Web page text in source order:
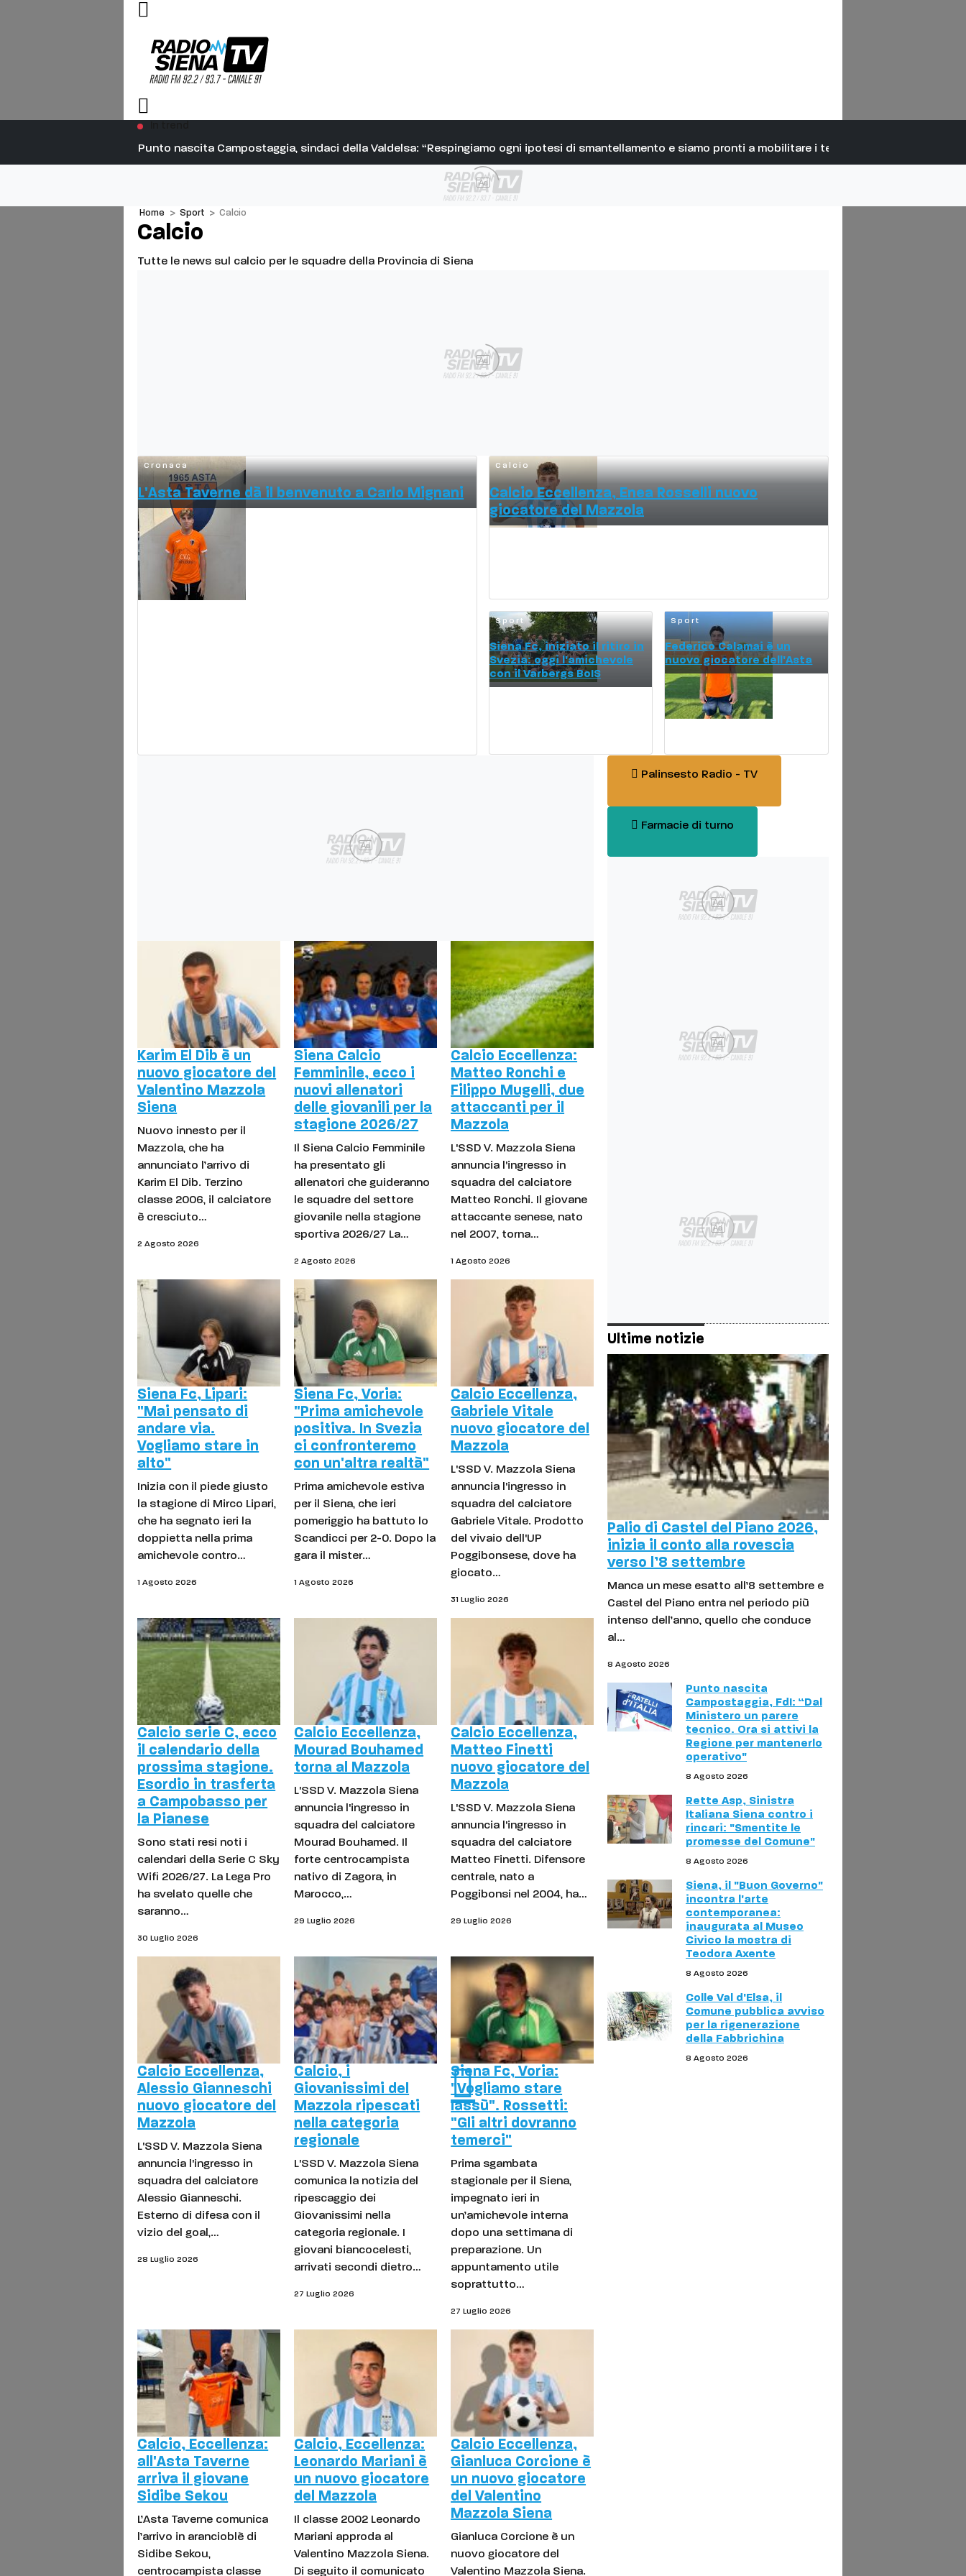
Punto nascita Campostaggia, sindaci della Valdelsa: “Respingiamo ogni ipotesi di smantellamento e siamo pronti a mobilitare i territori”
Ad
Home > Sport > Calcio
Calcio
Tutte le news sul calcio per le squadre della Provincia di Siena
Ad
Cronaca
L'Asta Taverne dà il benvenuto a Carlo Mignani
Calcio
Calcio Eccellenza, Enea Rosselli nuovo
giocatore del Mazzola
Sport
Siena Fc, iniziato il ritiro in
Svezia: oggi l'amichevole
con il Varbergs BoIS
Sport
Federico Calamai è un
nuovo giocatore dell'Asta
Ad
Karim El Dib è un
nuovo giocatore del
Valentino Mazzola
Siena
Nuovo innesto per il
Mazzola, che ha
annunciato l’arrivo di
Karim El Dib. Terzino
classe 2006, il calciatore
è cresciuto…
2 Agosto 2026
Siena Calcio
Femminile, ecco i
nuovi allenatori
delle giovanili per la
stagione 2026/27
Il Siena Calcio Femminile
ha presentato gli
allenatori che guideranno
le squadre del settore
giovanile nella stagione
sportiva 2026/27 La…
2 Agosto 2026
Calcio Eccellenza:
Matteo Ronchi e
Filippo Mugelli, due
attaccanti per il
Mazzola
L'SSD V. Mazzola Siena
annuncia l'ingresso in
squadra del calciatore
Matteo Ronchi. Il giovane
attaccante senese, nato
nel 2007, torna…
1 Agosto 2026
Siena Fc, Lipari:
"Mai pensato di
andare via.
Vogliamo stare in
alto"
Inizia con il piede giusto
la stagione di Mirco Lipari,
che ha segnato ieri la
doppietta nella prima
amichevole contro…
1 Agosto 2026
Siena Fc, Voria:
"Prima amichevole
positiva. In Svezia
ci confronteremo
con un'altra realtà"
Prima amichevole estiva
per il Siena, che ieri
pomeriggio ha battuto lo
Scandicci per 2-0. Dopo la
gara il mister…
1 Agosto 2026
Calcio Eccellenza,
Gabriele Vitale
nuovo giocatore del
Mazzola
L'SSD V. Mazzola Siena
annuncia l'ingresso in
squadra del calciatore
Gabriele Vitale. Prodotto
del vivaio dell'UP
Poggibonsese, dove ha
giocato…
31 Luglio 2026
Calcio serie C, ecco
il calendario della
prossima stagione.
Esordio in trasferta
a Campobasso per
la Pianese
Sono stati resi noti i
calendari della Serie C Sky
Wifi 2026/27. La Lega Pro
ha svelato quelle che
saranno…
30 Luglio 2026
Calcio Eccellenza,
Mourad Bouhamed
torna al Mazzola
L'SSD V. Mazzola Siena
annuncia l'ingresso in
squadra del calciatore
Mourad Bouhamed. Il
forte centrocampista
nativo di Zagora, in
Marocco,…
29 Luglio 2026
Calcio Eccellenza,
Matteo Finetti
nuovo giocatore del
Mazzola
L'SSD V. Mazzola Siena
annuncia l'ingresso in
squadra del calciatore
Matteo Finetti. Difensore
centrale, nato a
Poggibonsi nel 2004, ha…
29 Luglio 2026
Calcio Eccellenza,
Alessio Gianneschi
nuovo giocatore del
Mazzola
L'SSD V. Mazzola Siena
annuncia l'ingresso in
squadra del calciatore
Alessio Gianneschi.
Esterno di difesa con il
vizio del goal,…
28 Luglio 2026
Calcio, i
Giovanissimi del
Mazzola ripescati
nella categoria
regionale
L'SSD V. Mazzola Siena
comunica la notizia del
ripescaggio dei
Giovanissimi nella
categoria regionale. I
giovani biancocelesti,
arrivati secondi dietro…
27 Luglio 2026
Siena Fc, Voria:
"Vogliamo stare
lassù". Rossetti:
"Gli altri dovranno
temerci"
Prima sgambata
stagionale per il Siena,
impegnato ieri in
un’amichevole interna
dopo una settimana di
preparazione. Un
appuntamento utile
soprattutto…
27 Luglio 2026
Calcio, Eccellenza:
all'Asta Taverne
arriva il giovane
Sidibe Sekou
L’Asta Taverne comunica
l’arrivo in arancioblè di
Sidibe Sekou,
centrocampista classe
Calcio, Eccellenza:
Leonardo Mariani è
un nuovo giocatore
del Mazzola
Il classe 2002 Leonardo
Mariani approda al
Valentino Mazzola Siena.
Di seguito il comunicato
Calcio Eccellenza,
Gianluca Corcione è
un nuovo giocatore
del Valentino
Mazzola Siena
Gianluca Corcione è un
nuovo giocatore del
Valentino Mazzola Siena.
Palinsesto Radio - TV
Farmacie di turno
Ad
Ad
Ad
Ultime notizie
Palio di Castel del Piano 2026,
inizia il conto alla rovescia
verso l’8 settembre
Manca un mese esatto all’8 settembre e
Castel del Piano entra nel periodo più
intenso dell’anno, quello che conduce
al…
8 Agosto 2026
Punto nascita
Campostaggia, FdI: “Dal
Ministero un parere
tecnico. Ora si attivi la
Regione per mantenerlo
operativo"
8 Agosto 2026
Rette Asp, Sinistra
Italiana Siena contro i
rincari: "Smentite le
promesse del Comune"
8 Agosto 2026
Siena, il "Buon Governo"
incontra l'arte
contemporanea:
inaugurata al Museo
Civico la mostra di
Teodora Axente
8 Agosto 2026
Colle Val d'Elsa, il
Comune pubblica avviso
per la rigenerazione
della Fabbrichina
8 Agosto 2026